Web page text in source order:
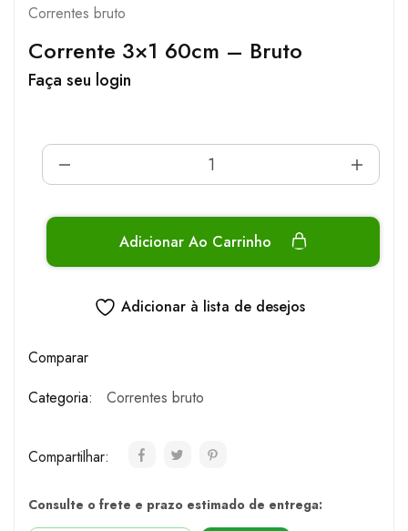
Correntes bruto
Corrente 3×1 60cm – Bruto
Faça seu login
Adicionar Ao Carrinho
Adicionar à lista de desejos
Comparar
Categoria:
Correntes bruto
Compartilhar:
Consulte o frete e prazo estimado de entrega: